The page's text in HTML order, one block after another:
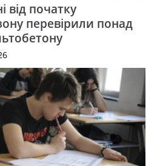
початку
перевірили понад